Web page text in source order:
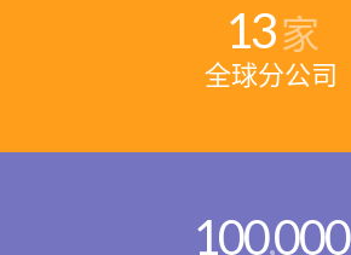
13家
全球分公司
100,000